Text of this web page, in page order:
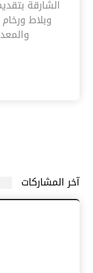
الشارقة
وبلاط
آخر المشاركات